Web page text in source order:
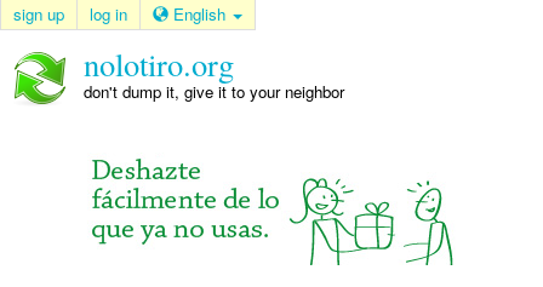
sign up log in English
nolotiro.org
don't dump it, give it to your neighbor